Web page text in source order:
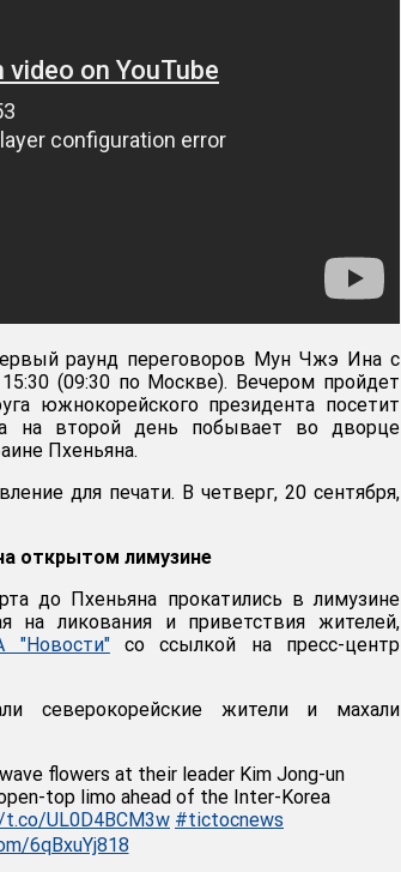
раунд переговоров Мун Чжэ Ина с
(09:30 по Москве). Вечером пройдет
южнокорейского президента посетит
на второй день побывает во дворце
Пхеньяна.
для печати. В четверг, 20 сентября,
открытом лимузине
до Пхеньяна прокатились в лимузине
на ликования и приветствия жителей,
"Новости"со ссылкой на пресс-центр
северокорейские жители и махали
flowers at their leader Kim Jong-un
top limo ahead of the Inter-Korea
UL0D4BCM3w #tictocnews
6qBxuYj818